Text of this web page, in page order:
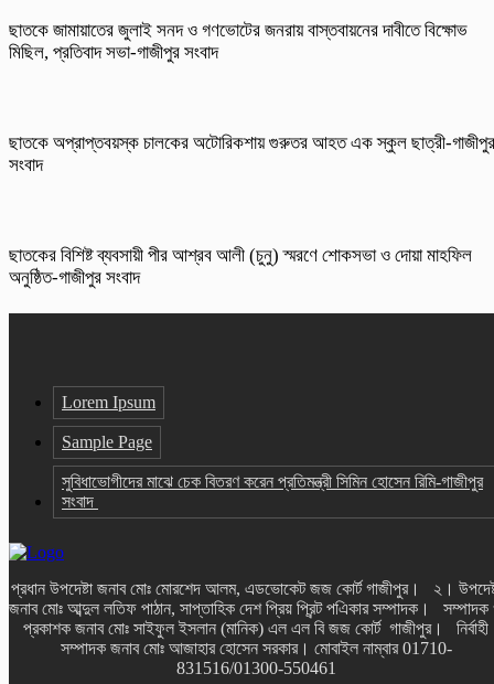
ছাতকে জামায়াতের জুলাই সনদ ও গণভোটের জনরায় বাস্তবায়নের দাবীতে বিক্ষোভ
মিছিল, প্রতিবাদ সভা-গাজীপুর সংবাদ
ছাতকে অপ্রাপ্তবয়স্ক চালকের অটোরিকশায় গুরুতর আহত এক স্কুল ছাত্রী-গাজীপুর
সংবাদ
ছাতকের বিশিষ্ট ব্যবসায়ী পীর আশ্রব আলী (চুনু) স্মরণে শোকসভা ও দোয়া মাহফিল
অনুষ্ঠিত-গাজীপুর সংবাদ
Lorem Ipsum
Sample Page
সুবিধাভোগীদের মাঝে চেক বিতরণ করেন প্রতিমন্ত্রী সিমিন হোসেন রিমি-গাজীপুর
সংবাদ
প্রধান উপদেষ্টা জনাব মোঃ মোরশেদ আলম, এডভোকেট জজ কোর্ট গাজীপুর। ২।
জনাব মোঃ আব্দুল লতিফ পাঠান, সাপ্তাহিক দেশ প্রিয় প্রিন্ট পএিকার সম্পাদক।
প্রকাশক জনাব মোঃ সাইফুল ইসলান (মানিক) এল এল বি জজ কোর্ট গাজীপুর। নির্বাহী
সম্পাদক জনাব মোঃ আজাহার হোসেন সরকার। মোবাইল নাম্বার 01710-
831516/01300-550461